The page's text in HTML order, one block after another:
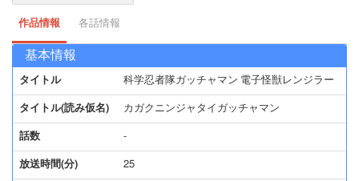
作品情報 各話情報
基本情報
タイトル 科学忍者隊ガッチャマン 電子怪獣レンジラー
タイトル(読み仮名) カガクニンジャタイガッチャマン
話数 -
放送時間(分) 25